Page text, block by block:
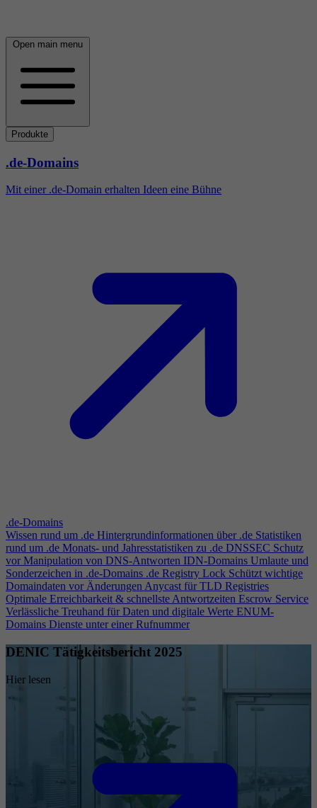
Open main menu
Produkte
.de-Domains
Mit einer .de-Domain erhalten Ideen eine Bühne
.de-Domains
Wissen rund um .de Hintergrundinformationen über .de Statistiken
rund um .de Monats- und Jahresstatistiken zu .de DNSSEC Schutz
vor Manipulation von DNS-Antworten IDN-Domains Umlaute und
Sonderzeichen in .de-Domains .de Registry Lock Schützt wichtige
Domaindaten vor ÄnderungenAnycast für TLD Registries
Optimale Erreichbarkeit & schnellste Antwortzeiten Escrow Service
Verlässliche Treuhand für Daten und digitale Werte ENUM-
Domains Dienste unter einer Rufnummer
DENIC Tätigkeitsbericht 2025
Hier lesen